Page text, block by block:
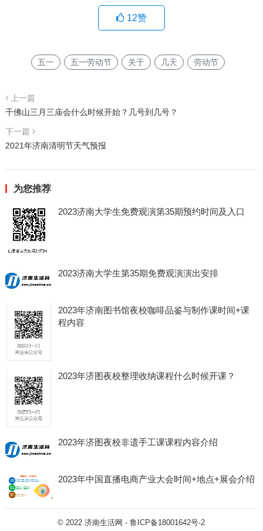
12赞
五一 五一劳动节 关于 几天 劳动节
上一篇
千佛山三月三庙会什么时候开始？几号到几号？
下一篇
2021年济南清明节天气预报
为您推荐
2023济南大学生免费观演第35期预约时间及入口
2023济南大学生第35期免费观演演出安排
2023年济南图书馆夜校咖啡品鉴与制作课时间+课
程内容
2023年济图夜校整理收纳课程什么时候开课？
2023年济图夜校非遗手工课课程内容介绍
2023年中国直播电商产业大会时间+地点+展会介绍
© 2022济南生活网 -鲁ICP备18001642号-2